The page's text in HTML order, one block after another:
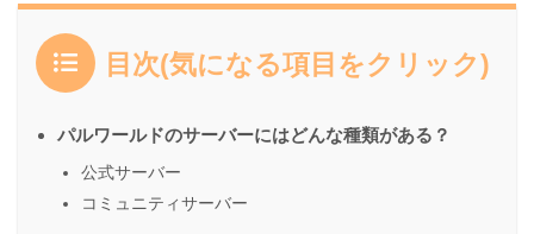
目次(気になる項目をクリック)
パルワールドのサーバーにはどんな種類がある？
公式サーバー
コミュニティサーバー